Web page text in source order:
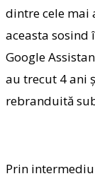
dintre cele mai
aceasta
Google
au trecut 4 ani
rebranduită
Prin